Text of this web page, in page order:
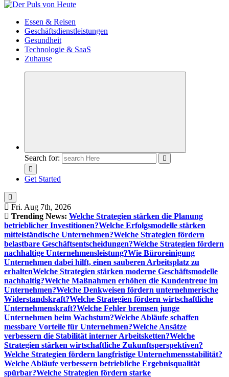
Meldungen die Resonanz finden
Essen & Reisen
Geschäftsdienstleistungen
Gesundheit
Technologie & SaaS
Zuhause
Search for:
Get Started
Fri. Aug 7th, 2026
Trending News: Welche Strategien stärken die Planung
betrieblicher Investitionen?Welche Erfolgsmodelle stärken
mittelständische Unternehmen?Welche Strategien fördern
belastbare Geschäftsentscheidungen?Welche Strategien fördern
nachhaltige Unternehmensleistung?Wie Büroreinigung
Unternehmen dabei hilft, einen sauberen Arbeitsplatz zu
erhaltenWelche Strategien stärken moderne Geschäftsmodelle
nachhaltig?Welche Maßnahmen erhöhen die Kundentreue im
Unternehmen?Welche Denkweisen fördern unternehmerische
Widerstandskraft?Welche Strategien fördern wirtschaftliche
Unternehmenskraft?Welche Fehler bremsen junge
Unternehmen beim Wachstum?Welche Abläufe schaffen
messbare Vorteile für Unternehmen?Welche Ansätze
verbessern die Stabilität interner Arbeitsketten?Welche
Strategien stärken wirtschaftliche Zukunftsperspektiven?
Welche Strategien fördern langfristige Unternehmensstabilität?
Welche Abläufe verbessern betriebliche Ergebnisqualität
spürbar?Welche Strategien fördern starke